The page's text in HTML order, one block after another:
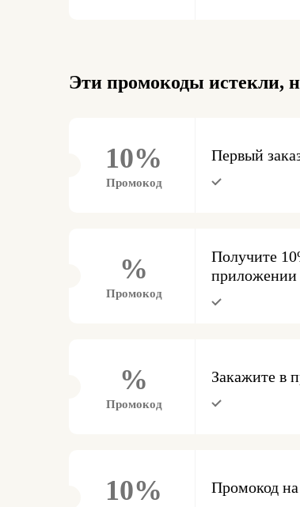
Эти промокоды истекли,
10%
Промокод
Первый
%
Промокод
Получите
приложении
%
Промокод
Закажите в
10% Промокод на